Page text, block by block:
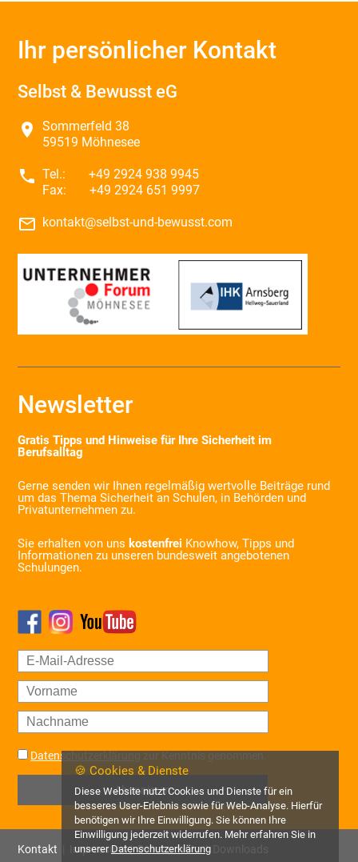
Ihr persönlicher Kontakt
Selbst & Bewusst eG
place
Sommerfeld 38
59519 Möhnesee
phone Tel.:
+49 2924 938 9945
Fax:
+49 2924 651 9997
mail_outline kontakt@selbst-und-bewusst.com
Newsletter
Gratis Tipps und Hinweise für Ihre Sicherheit im
Berufsalltag
Gerne senden wir Ihnen regelmäßig wertvolle Beiträge rund
um das Thema Sicherheit an Schulen, in Behörden und
Privatunternehmen zu.
Sie erhalten von uns kostenfrei Knowhow, Tipps und
Informationen zu unseren bundesweit angebotenen
Schulungen.
Datenschutzerklärung zur Kenntnis genommen.
Abonnieren
Kontakt Impressum|Datenschutz|
🍪 Cookies & Dienste
Diese Website nutzt Cookies und Dienste für ein
besseres User-Erlebnis sowie für Web-Analyse. Hierfür
benötigen wir Ihre Einwilligung. Sie können Ihre
Einwilligung jederzeit widerrufen. Mehr erfahren Sie in
unserer Datenschutzerklärung